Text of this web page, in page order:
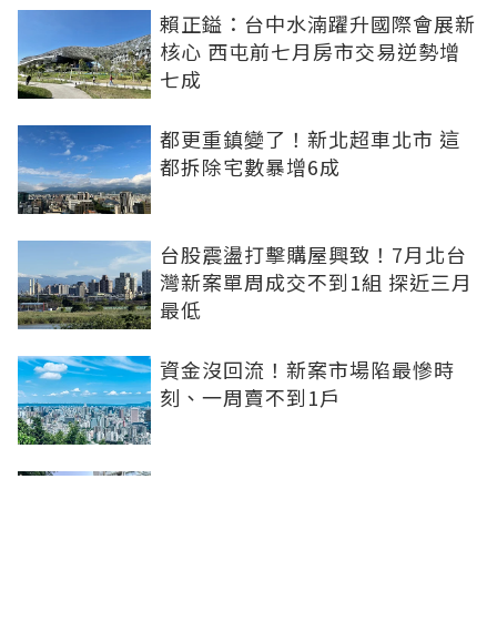
賴正鎰：台中水湳躍升國際會展新
核心 西屯前七月房市交易逆勢增
七成
都更重鎮變了！新北超車北市 這
都拆除宅數暴增6成
台股震盪打擊購屋興致！7月北台
灣新案單周成交不到1組 探近三月
最低
資金沒回流！新案市場陷最慘時
刻、一周賣不到1戶